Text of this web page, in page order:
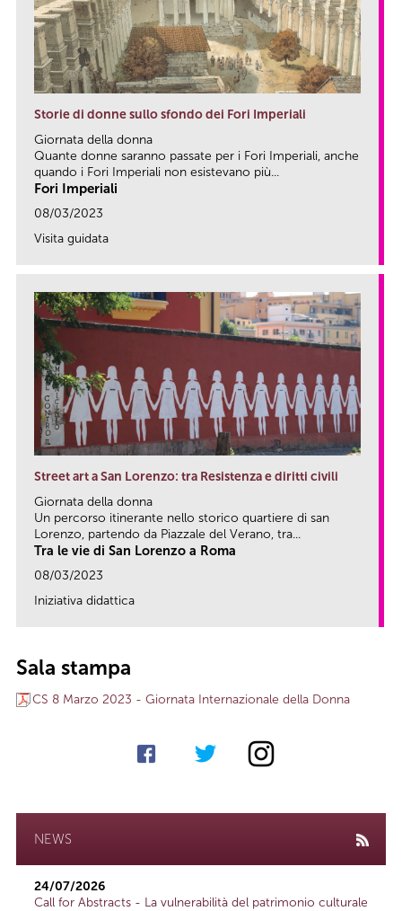
Storie di donne sullo sfondo dei Fori Imperiali
Giornata della donna
Quante donne saranno passate per i Fori Imperiali, anche
quando i Fori Imperiali non esistevano più...
Fori Imperiali
08/03/2023
Visita guidata
Street art a San Lorenzo: tra Resistenza e diritti civili
Giornata della donna
Un percorso itinerante nello storico quartiere di san
Lorenzo, partendo da Piazzale del Verano, tra...
Tra le vie di San Lorenzo a Roma
08/03/2023
Iniziativa didattica
Sala stampa
CS 8 Marzo 2023 - Giornata Internazionale della Donna
NEWS
24/07/2026
Call for Abstracts - La vulnerabilità del patrimonio culturale